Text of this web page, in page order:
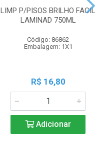
LIMP P/PISOS BRILHO FACIL
LAMINAD 750ML
Código: 86862
Embalagem: 1X1
R$ 16,80
Adicionar